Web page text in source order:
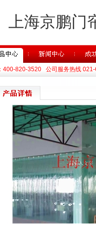
上海京鹏
400-820-3520 公司服务热线